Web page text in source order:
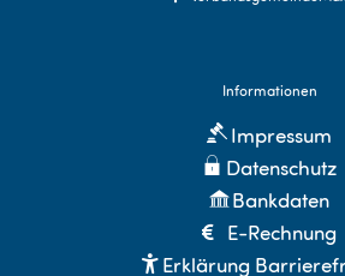
Informationen
Impressum
Datenschutz
Bankdaten
E-Rechnung
Erklärung